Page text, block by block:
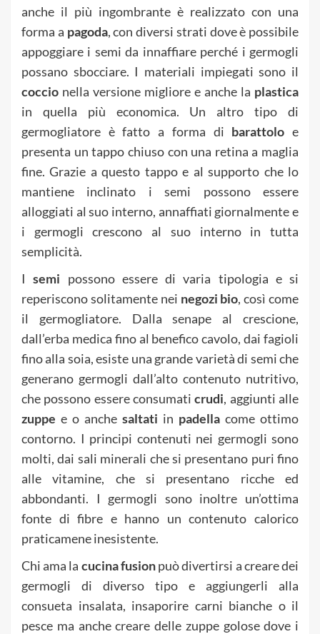
anche il più ingombrante è realizzato con una
forma a pagoda, con diversi strati dove è possibile
appoggiare i semi da innaffiare perché i germogli
possano sbocciare. I materiali impiegati sono il
coccio nella versione migliore e anche la plastica
in quella più economica. Un altro tipo di
germogliatore è fatto a forma di barattolo e
presenta un tappo chiuso con una retina a maglia
fine. Grazie a questo tappo e al supporto che lo
mantiene inclinato i semi possono essere
alloggiati al suo interno, annaffiati giornalmente e
i germogli crescono al suo interno in tutta
semplicità.
Isemi possono essere di varia tipologia e si
reperiscono solitamente nei negozi bio, così come
il germogliatore. Dalla senape al crescione,
dall’erba medica fino al benefico cavolo, dai fagioli
fino alla soia, esiste una grande varietà di semi che
generano germogli dall’alto contenuto nutritivo,
che possono essere consumaticrudi, aggiunti alle
zuppe e o anche saltati in padella come ottimo
contorno. I principi contenuti nei germogli sono
molti, dai sali minerali che si presentano puri fino
alle vitamine, che si presentano ricche ed
abbondanti. I germogli sono inoltre un’ottima
fonte di fibre e hanno un contenuto calorico
praticamene inesistente.
Chi ama la cucina fusionpuò divertirsi a creare dei
germogli di diverso tipo e aggiungerli alla
consueta insalata, insaporire carni bianche o il
pesce ma anche creare delle zuppe golose dove i